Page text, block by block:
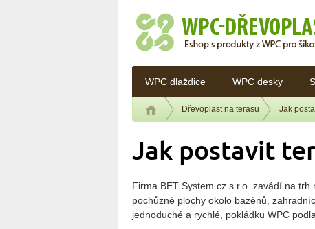
WPC dlaždice WPC desky
Dřevoplast na terasu Jak
Jak postavit
Firma BET System cz s.r.o. zavádí na
pochůzné plochy okolo bazénů,
jednoduché a rychlé, pokládku WPC